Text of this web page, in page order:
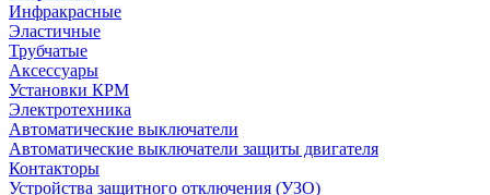
Инфракрасные
Эластичные
Трубчатые
Аксессуары
Установки КРМ
Электротехника
Автоматические выключатели
Автоматические выключатели защиты двигателя
Контакторы
Устройства защитного отключения (УЗО)